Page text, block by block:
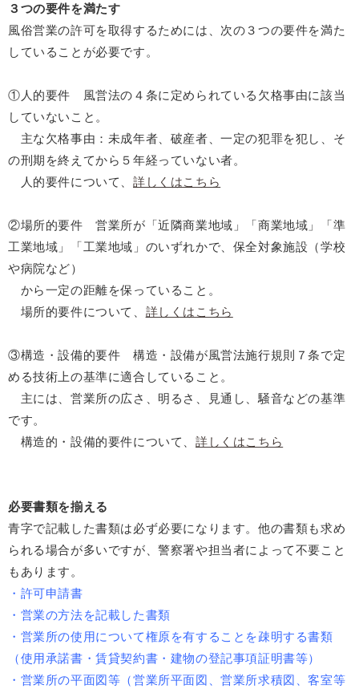
３つの要件を満たす
風俗営業の許可を取得するためには、次の３つの要件を満た
していることが必要です。
①人的要件 風営法の４条に定められている欠格事由に該当
していないこと。
主な欠格事由：未成年者、破産者、一定の犯罪を犯し、そ
の刑期を終えてから５年経っていない者。
人的要件について、 詳しくはこちら
②場所的要件 営業所が「近隣商業地域」「商業地域」「準
工業地域」「工業地域」のいずれかで、保全対象施設（学校
や病院など）
から一定の距離を保っていること。
場所的要件について、 詳しくはこちら
③構造・設備的要件 構造・設備が風営法施行規則７条で定
める技術上の基準に適合していること。
主には、営業所の広さ、明るさ、見通し、騒音などの基準
です。
構造的・設備的要件について、 詳しくはこちら
必要書類を揃える
青字で記載した書類は必ず必要になります。他の書類も求め
られる場合が多いですが、警察署や担当者によって不要こと
もあります。
・許可申請書
・営業の方法を記載した書類
・営業所の使用について権原を有することを疎明する書類
（使用承諾書・賃貸契約書・建物の登記事項証明書等）
・営業所の平面図等（営業所平面図、営業所求積図、客室等